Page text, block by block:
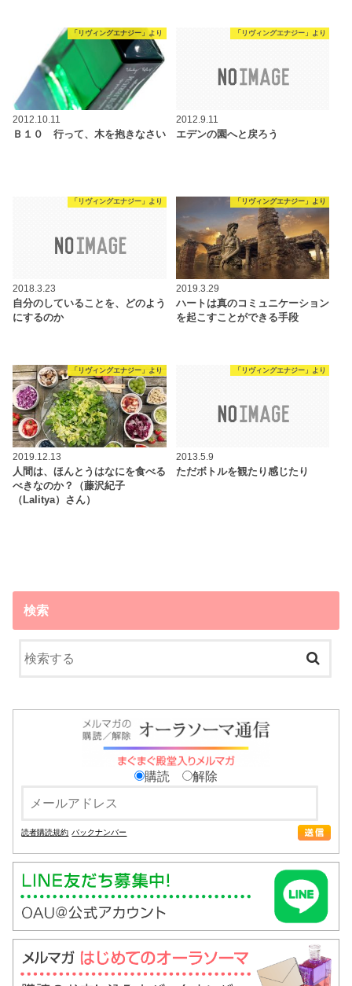
「リヴィングエナジー」より
2012.10.11
Ｂ１０ 行って、木を抱きなさい
「リヴィングエナジー」より
2012.9.11
エデンの園へと戻ろう
「リヴィングエナジー」より
2018.3.23
自分のしていることを、どのよう
にするのか
「リヴィングエナジー」より
2019.3.29
ハートは真のコミュニケーション
を起こすことができる手段
「リヴィングエナジー」より
2019.12.13
人間は、ほんとうはなにを食べる
べきなのか？（藤沢紀子
（Lalitya）さん）
「リヴィングエナジー」より
2013.5.9
ただボトルを観たり感じたり
検索
購読 解除
読者購読規約 バックナンバー